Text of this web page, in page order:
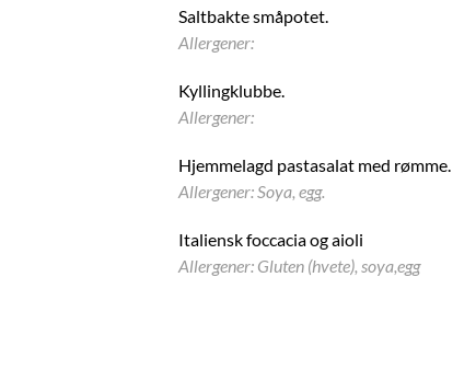
Saltbakte småpotet.
Allergener:
Kyllingklubbe.
Allergener:
Hjemmelagd pastasalat med rømme.
Allergener: Soya, egg.
Italiensk foccacia og aioli
Allergener: Gluten (hvete), soya,egg